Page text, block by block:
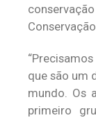
que são um
mundo. Os
primeiro